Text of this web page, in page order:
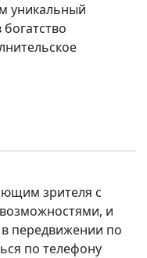
уникальный
зрителя с
и
передвижении по
по телефону